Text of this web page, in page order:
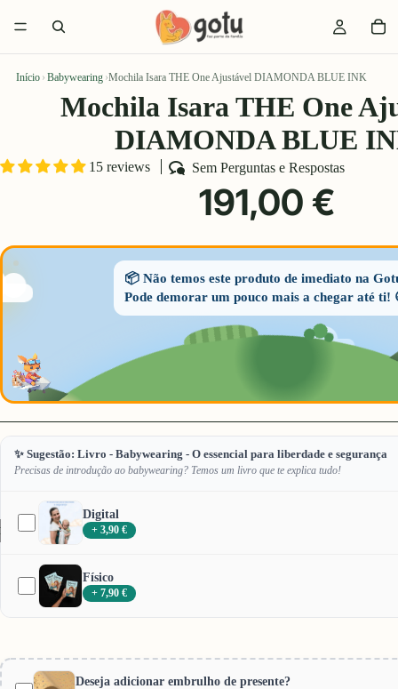
Início › Babywearing ›Mochila Isara THE One Ajustável DIAMONDA BLUE INK
Mochila Isara THE One
DIAMONDA BLUE
15 reviews Sem Perguntas e Respostas
191,00 €
📦 Não temos este produto de imediato na
Pode demorar um pouco mais a chegar até ti!
✨ Sugestão: Livro - Babywearing - O essencial para liberdade e segurança
Precisas de introdução ao babywearing? Temos um livro que te explica tudo!
Digital
+ 3,90 €
Físico
+ 7,90 €
Deseja adicionar embrulho de presente?